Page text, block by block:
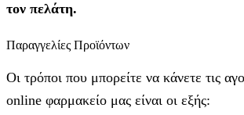
τον πελάτη.
Παραγγελίες Προϊόντων
Οι τρόποι που μπορείτε να κάνετε τις
online φαρμακείο μας είναι οι εξής: